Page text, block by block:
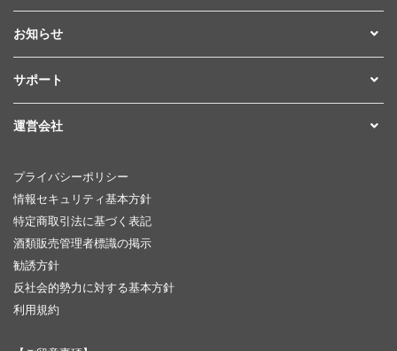
お知らせ
サポート
運営会社
プライバシーポリシー
情報セキュリティ基本方針
特定商取引法に基づく表記
酒類販売管理者標識の掲示
勧誘方針
反社会的勢力に対する基本方針
利用規約